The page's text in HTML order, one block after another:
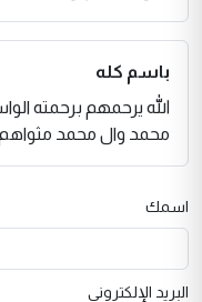
باسم كله
الله يرحمهم برحمته
محمد وال محمد مثواهم
اسمك
البريد الإلكتروني